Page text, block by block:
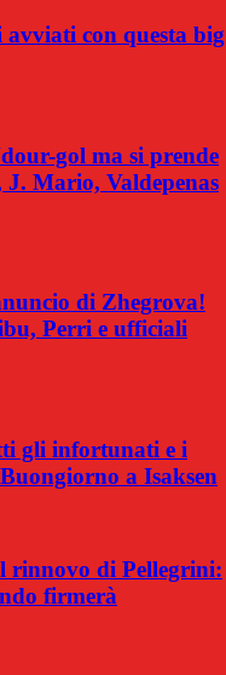
con questa big
gol ma si prende
Mario, Valdepenas
di Zhegrova!
Perri e ufficiali
gli infortunati e i
a Isaksen
rinnovo di Pellegrini:
firmerà